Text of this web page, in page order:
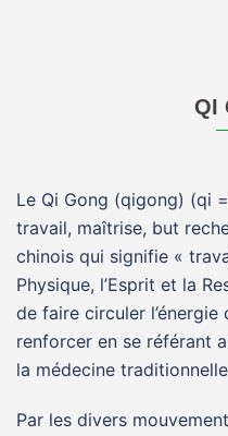
QI
Le Qi Gong (qigong) (qi
travail, maîtrise, but
chinois qui signifie «
Physique, l’Esprit et la
de faire circuler
renforcer en se référant
la médecine
Par les divers